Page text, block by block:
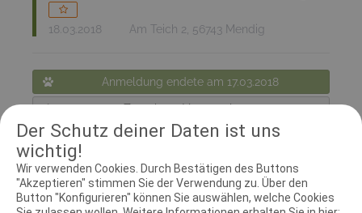
Der Schutz deiner Daten ist uns
wichtig!
Wir verwenden Cookies. Durch Bestätigen des Buttons
"Akzeptieren" stimmen Sie der Verwendung zu. Über den
Button "Konfigurieren" können Sie auswählen, welche Cookies
18.03.2018 Am Teich 2, 56743 Mendig
Anmeldung endete am 17.03.2018
Zurück zur Veranstaltung
RICHTER UND HELFER